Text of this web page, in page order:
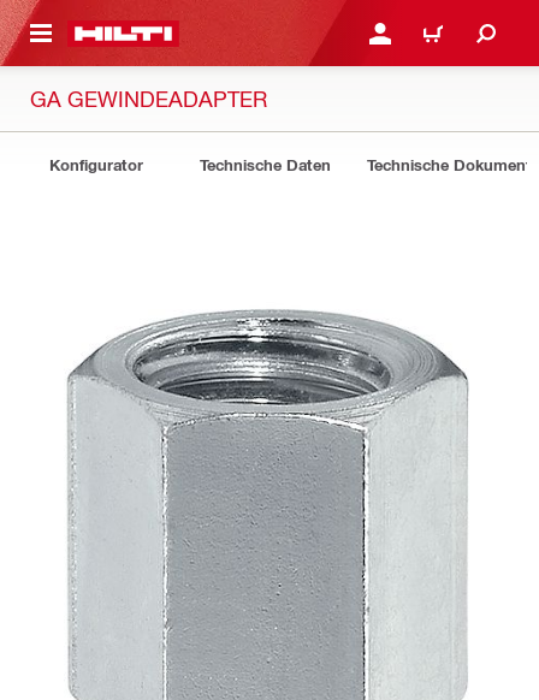
ANMELDEN ODER
WARENKORB
GA GEWINDEADAPTER
Konfigurator Technische Daten Technische Dokumente